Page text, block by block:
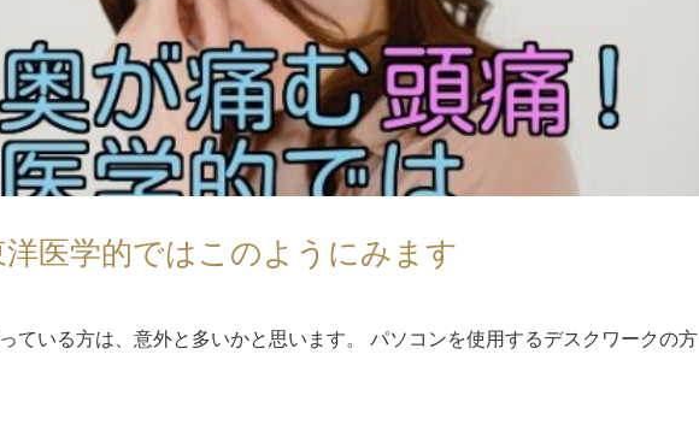
医学的ではこのようにみます
ている方は、意外と多いかと思います。 パソコンを使用するデスクワークの方